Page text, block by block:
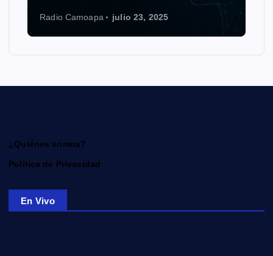
Radio Camoapa julio 23, 2025
¿Quiénes somos?
Política de Privacidad
En Vivo